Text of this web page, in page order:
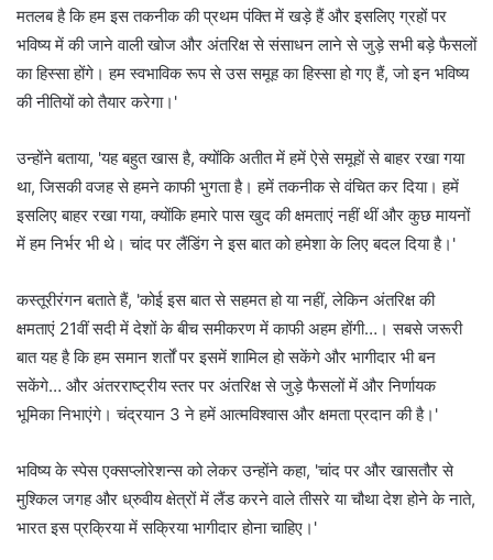
मतलब है कि हम इस तकनीक की प्रथम पंक्ति में खड़े हैं और इसलिए ग्रहों पर
भविष्य में की जाने वाली खोज और अंतरिक्ष से संसाधन लाने से जुड़े सभी बड़े फैसलों
का हिस्सा होंगे। हम स्वभाविक रूप से उस समूह का हिस्सा हो गए हैं, जो इन भविष्य
की नीतियों को तैयार करेगा।'
उन्होंने बताया, 'यह बहुत खास है, क्योंकि अतीत में हमें ऐसे समूहों से बाहर रखा गया
था, जिसकी वजह से हमने काफी भुगता है। हमें तकनीक से वंचित कर दिया। हमें
इसलिए बाहर रखा गया, क्योंकि हमारे पास खुद की क्षमताएं नहीं थीं और कुछ मायनों
में हम निर्भर भी थे। चांद पर लैंडिंग ने इस बात को हमेशा के लिए बदल दिया है।'
कस्तूरीरंगन बताते हैं, 'कोई इस बात से सहमत हो या नहीं, लेकिन अंतरिक्ष की
क्षमताएं 21वीं सदी में देशों के बीच समीकरण में काफी अहम होंगी…। सबसे जरूरी
बात यह है कि हम समान शर्तों पर इसमें शामिल हो सकेंगे और भागीदार भी बन
सकेंगे… और अंतरराष्ट्रीय स्तर पर अंतरिक्ष से जुड़े फैसलों में और निर्णायक
भूमिका निभाएंगे। चंद्रयान 3 ने हमें आत्मविश्वास और क्षमता प्रदान की है।'
भविष्य के स्पेस एक्सप्लोरेशन्स को लेकर उन्होंने कहा, 'चांद पर और खासतौर से
मुश्किल जगह और ध्रुवीय क्षेत्रों में लैंड करने वाले तीसरे या चौथा देश होने के नाते,
भारत इस प्रक्रिया में सक्रिया भागीदार होना चाहिए।'